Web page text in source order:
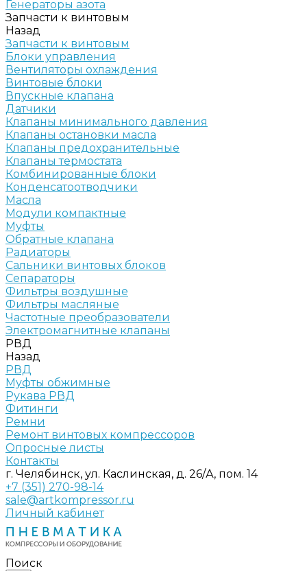
Генераторы азота
Запчасти к винтовым
Назад
Запчасти к винтовым
Блоки управления
Вентиляторы охлаждения
Винтовые блоки
Впускные клапана
Датчики
Клапаны минимального давления
Клапаны остановки масла
Клапаны предохранительные
Клапаны термостата
Комбинированные блоки
Конденсатоотводчики
Масла
Модули компактные
Муфты
Обратные клапана
Радиаторы
Сальники винтовых блоков
Сепараторы
Фильтры воздушные
Фильтры масляные
Частотные преобразователи
Электромагнитные клапаны
РВД
Назад
РВД
Муфты обжимные
Рукава РВД
Фитинги
Ремни
Ремонт винтовых компрессоров
Опросные листы
Контакты
г. Челябинск, ул. Каслинская, д. 26/А, пом. 14
+7 (351) 270-98-14
sale@artkompressor.ru
Личный кабинет
Поиск